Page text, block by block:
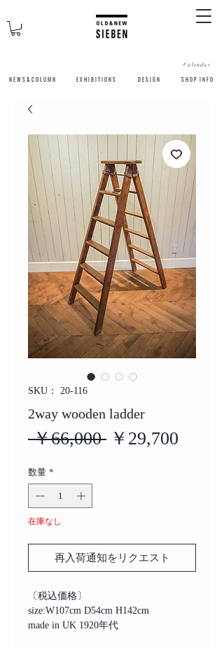
N E W S & C O L U M N
Calendar
​E X H I B I T I O N S D E S I G N S H O P I N F O
SKU： 20-116
2way wooden ladder
￥66,000 通￥29,700
数量 *
在庫なし
再入荷通知をリクエスト
〔税込価格〕
size:W107cm D54cm H142cm
made in UK 1920年代